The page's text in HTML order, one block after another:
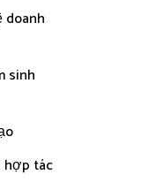
sinh
hợp tác